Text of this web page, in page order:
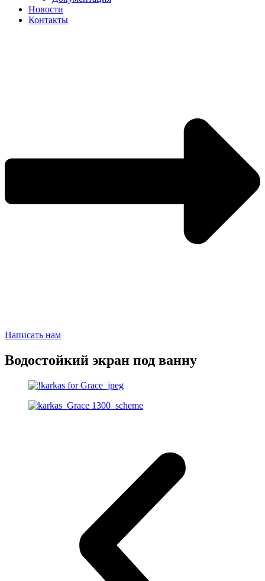
Новости
Контакты
Написать нам
Водостойкий экран под ванну